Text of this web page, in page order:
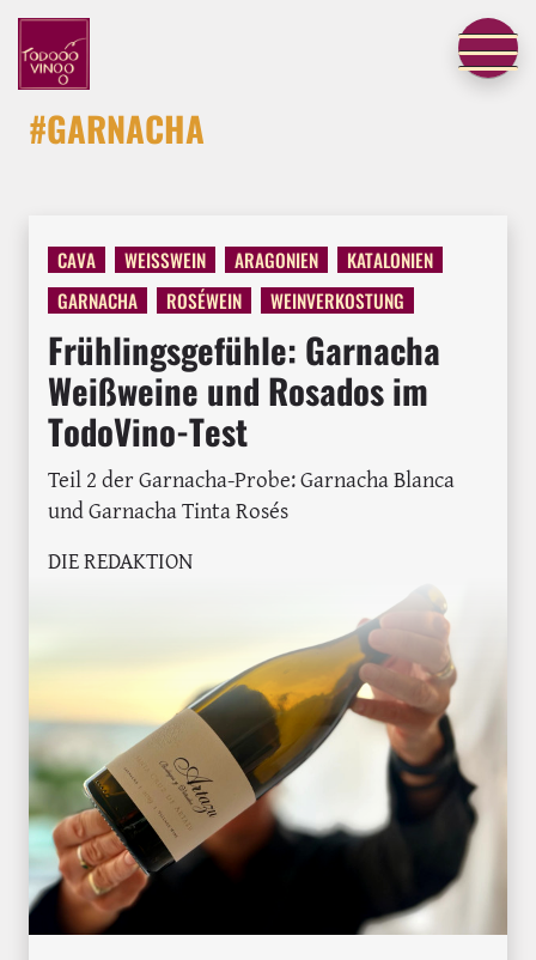
#GARNACHA
CAVA WEISSWEIN ARAGONIEN
KATALONIEN
GARNACHA
ROSÉWEIN WEINVERKOSTUNG
Frühlingsgefühle: Garnacha
Weißweine und Rosados im
TodoVino-Test
Teil 2 der Garnacha-Probe: Garnacha Blanca
und Garnacha Tinta Rosés
DIE REDAKTION